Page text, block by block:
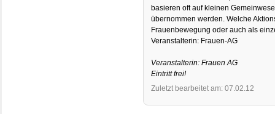
basieren oft auf kleinen
übernommen werden. Welche
Frauenbewegung oder auch als
Veranstalterin: Frauen-AG
Veranstalterin: Frauen AG
Eintritt frei!
Zuletzt bearbeitet am: 07.02.12